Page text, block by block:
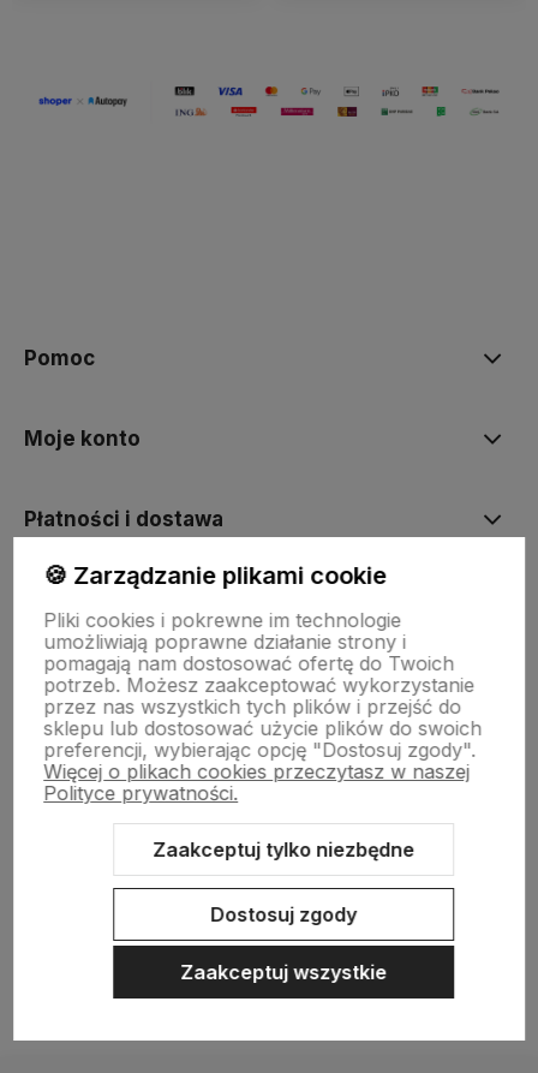
Pomoc
Moje konto
Płatności i dostawa
O nas
Sklep internetowy Shoper.pl Szablon Shoper Modern 3.0™
🍪 Zarządzanie plikami cookie
Pliki cookies i pokrewne im technologie
umożliwiają poprawne działanie strony i
pomagają nam dostosować ofertę do Twoich
potrzeb. Możesz zaakceptować wykorzystanie
przez nas wszystkich tych plików i przejść do
sklepu lub dostosować użycie plików do swoich
preferencji, wybierając opcję "Dostosuj zgody".
Więcej o plikach cookies przeczytasz w naszej
Polityce prywatności.
Zaakceptuj tylko niezbędne
Dostosuj zgody
Zaakceptuj wszystkie